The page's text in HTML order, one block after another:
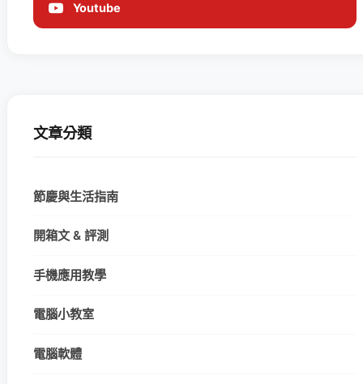
Youtube
文章分類
節慶與生活指南
開箱文 & 評測
手機應用教學
電腦小教室
電腦軟體